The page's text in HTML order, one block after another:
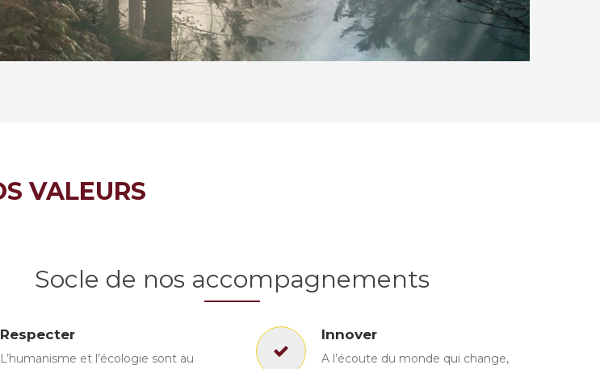
VALEURS
Socle de nos accompagnements
Respecter
L’humanisme et l’écologie sont au
Innover
A l’écoute du monde qui change,